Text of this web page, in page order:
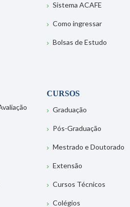
Sistema ACAFE
Como ingressar
Bolsas de Estudo
CURSOS
Graduação
Pós-Graduação
Mestrado e Doutorado
Extensão
Cursos Técnicos
Colégios